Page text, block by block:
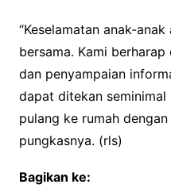
“Keselamatan anak-
bersama. Kami
dan penyampaian
dapat ditekan
pulang ke rumah
pungkasnya. (rls)
Bagikan ke: